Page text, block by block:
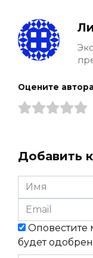
Оцените автора
Добавить
Имя
*
Email
*
Оповестите
будет